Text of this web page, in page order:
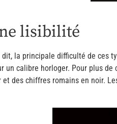
lisibilité
dit, la principale difficulté de ces
un calibre horloger. Pour plus
des chiffres romains en noir.